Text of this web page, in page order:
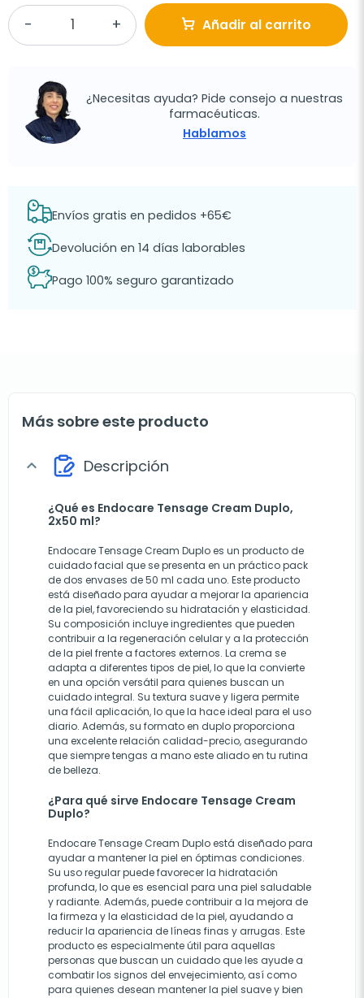
Añadir al carrito
¿Necesitas ayuda? Pide consejo a nuestras
farmacéuticas.
Hablamos
Envíos gratis en pedidos +65€
Devolución en 14 días laborables
Pago 100% seguro garantizado
Más sobre este producto
expand_more Descripción
¿Qué es Endocare Tensage Cream Duplo,
2x50 ml?
Endocare Tensage Cream Duplo es un producto de
cuidado facial que se presenta en un práctico pack
de dos envases de 50 ml cada uno. Este producto
está diseñado para ayudar a mejorar la apariencia
de la piel, favoreciendo su hidratación y elasticidad.
Su composición incluye ingredientes que pueden
contribuir a la regeneración celular y a la protección
de la piel frente a factores externos. La crema se
adapta a diferentes tipos de piel, lo que la convierte
en una opción versátil para quienes buscan un
cuidado integral. Su textura suave y ligera permite
una fácil aplicación, lo que la hace ideal para el uso
diario. Además, su formato en duplo proporciona
una excelente relación calidad-precio, asegurando
que siempre tengas a mano este aliado en tu rutina
de belleza.
¿Para qué sirve Endocare Tensage Cream
Duplo?
Endocare Tensage Cream Duplo está diseñado para
ayudar a mantener la piel en óptimas condiciones.
Su uso regular puede favorecer la hidratación
profunda, lo que es esencial para una piel saludable
y radiante. Además, puede contribuir a la mejora de
la firmeza y la elasticidad de la piel, ayudando a
reducir la apariencia de líneas finas y arrugas. Este
producto es especialmente útil para aquellas
personas que buscan un cuidado que les ayude a
combatir los signos del envejecimiento, así como
para quienes desean mantener la piel suave y bien